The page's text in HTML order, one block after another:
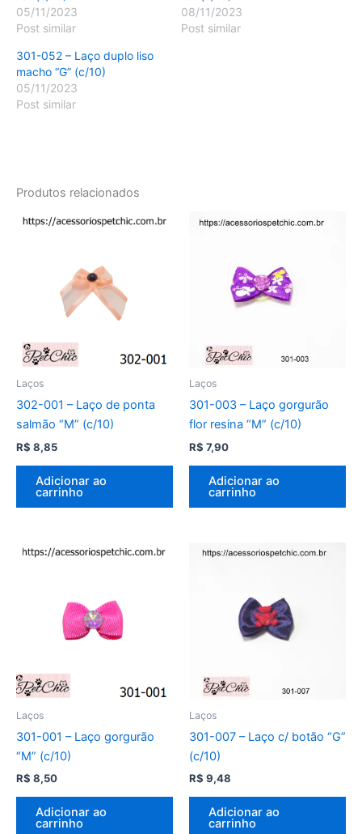
05/11/2023
Post similar
08/11/2023
Post similar
301-052 – Laço duplo liso
macho “G” (c/10)
05/11/2023
Post similar
Produtos relacionados
Laços
302-001 – Laço de ponta
salmão “M” (c/10)
R$ 8,85
Adicionar ao
carrinho
Laços
301-003 – Laço gorgurão
flor resina “M” (c/10)
R$ 7,90
Adicionar ao
carrinho
Laços
301-001 – Laço gorgurão
“M” (c/10)
R$ 8,50
Adicionar ao
carrinho
Laços
301-007 – Laço c/ botão “G”
(c/10)
R$ 9,48
Adicionar ao
carrinho